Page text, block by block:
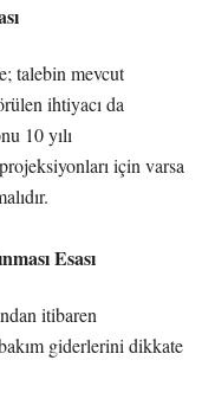
talebin mevcut
ihtiyacı da
10 yılı
için varsa
Esası
itibaren
giderlerini dikkate